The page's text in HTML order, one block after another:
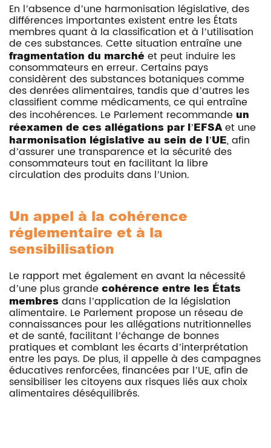
En l’absence d’une harmonisation législative, des
différences importantes existent entre les États
membres quant à la classification et à l’utilisation
de ces substances. Cette situation entraîne une
fragmentation du marché et peut induire les
consommateurs en erreur. Certains pays
considèrent des substances botaniques comme
des denrées alimentaires, tandis que d’autres les
classifient comme médicaments, ce qui entraîne
des incohérences. Le Parlement recommande un
réexamen de ces allégations par l’EFSAet une
harmonisation législative au sein de l’UE, afin
d’assurer une transparence et la sécurité des
consommateurs tout en facilitant la libre
circulation des produits dans l’Union.
Un appel à la cohérence
réglementaire et à la
sensibilisation
Le rapport met également en avant la nécessité
d’une plus grande cohérence entre les États
membres dans l’application de la législation
alimentaire. Le Parlement propose un réseau de
connaissances pour les allégations nutritionnelles
et de santé, facilitant l’échange de bonnes
pratiques et comblant les écarts d’interprétation
entre les pays. De plus, il appelle à des campagnes
éducatives renforcées, financées par l’UE, afin de
sensibiliser les citoyens aux risques liés aux choix
alimentaires déséquilibrés.